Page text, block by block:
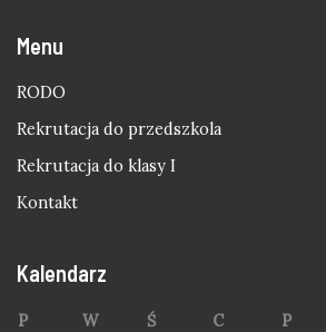
Menu
RODO
Rekrutacja do przedszkola
Rekrutacja do klasy I
Kontakt
Kalendarz
P W Ś C P